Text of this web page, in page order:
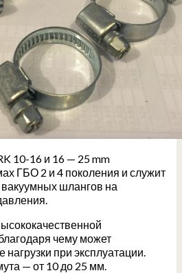
10-16 и 16 — 25 mm
ГБО 2 и 4 поколения и служит
шлангов на
чему может
при эксплуатации.
— от 10 до 25 мм.